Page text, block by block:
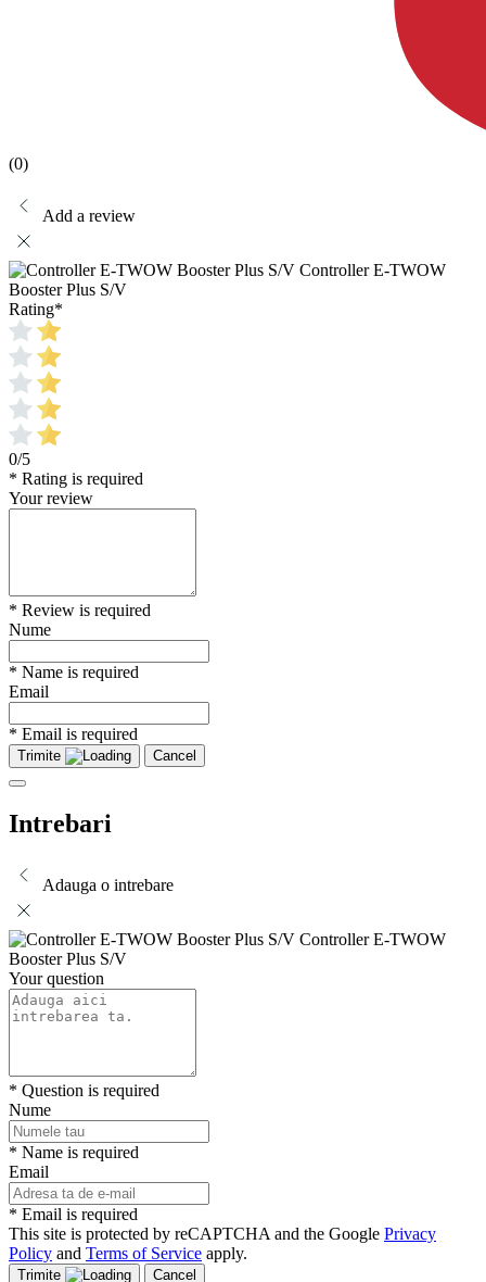
(0)
Add a review
Controller E-TWOW
Booster Plus S/V
Rating*
0/5
* Rating is required
Your review
* Review is required
Nume
* Name is required
Email
* Email is required
Trimite Cancel
Intrebari
Adauga o intrebare
Controller E-TWOW
Booster Plus S/V
Your question
* Question is required
Nume
* Name is required
Email
* Email is required
This site is protected by reCAPTCHA and the Google Privacy
Policy and Terms of Service apply.
Trimite Cancel